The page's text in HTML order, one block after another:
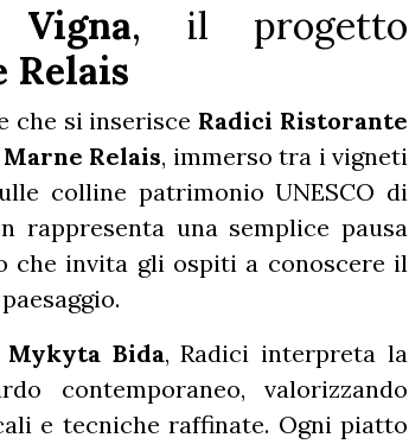
, il progetto
Relais
che si inserisce Radici Ristorante
Relais, immerso tra i vigneti
colline patrimonio UNESCO di
rappresenta una semplice pausa
che invita gli ospiti a conoscere il
Mykyta Bida, Radici interpreta la
contemporaneo, valorizzando
e tecniche raffinate. Ogni piatto